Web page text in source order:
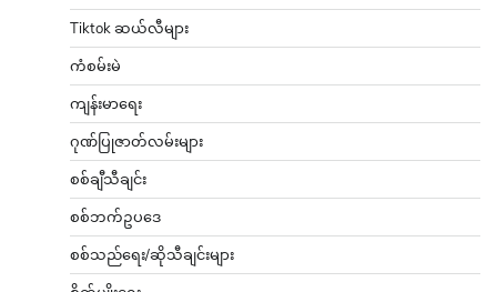
Tiktok ဆယ်လီများ
ကံစမ်းမဲ
ကျန်းမာရေး
ဂုဏ်ပြုဇာတ်လမ်းများ
စစ်ချီသီချင်း
စစ်ဘက်ဥပဒေ
စစ်သည်ရေး/ဆိုသီချင်းများ